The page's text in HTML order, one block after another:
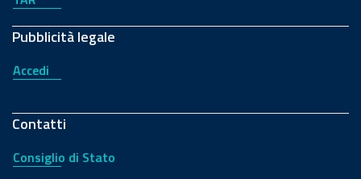
Pubblicità legale
Accedi
Contatti
Consiglio di Stato